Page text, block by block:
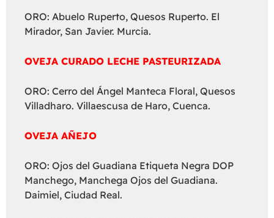
ORO: Abuelo Ruperto, Quesos Ruperto. El
Mirador, San Javier. Murcia.
OVEJA CURADO LECHE PASTEURIZADA
ORO: Cerro del Ángel Manteca Floral, Quesos
Villadharo. Villaescusa de Haro, Cuenca.
OVEJA AÑEJO
ORO: Ojos del Guadiana Etiqueta Negra DOP
Manchego, Manchega Ojos del Guadiana.
Daimiel, Ciudad Real.